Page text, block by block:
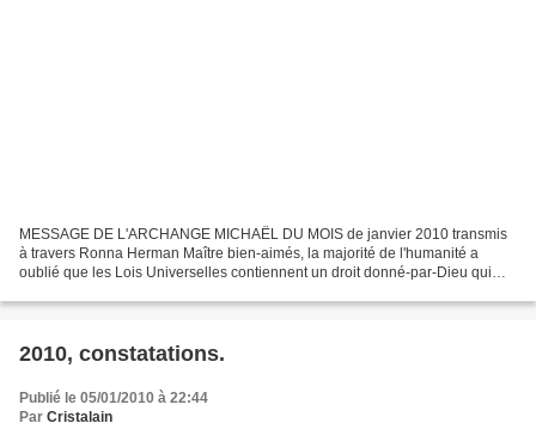
MESSAGE DE L'ARCHANGE MICHAËL DU MOIS de janvier 2010 transmis
à travers Ronna Herman Maître bien-aimés, la majorité de l'humanité a
oublié que les Lois Universelles contiennent un droit donné-par-Dieu qui
2010, constatations.
Publié le 05/01/2010 à 22:44
Par Cristalain